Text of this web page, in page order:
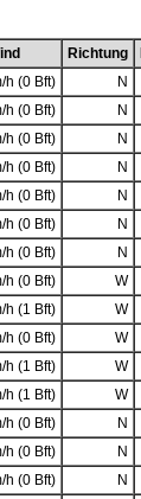
Richtung
h (0 Bft) N
h (0 Bft) N
h (0 Bft) N
h (0 Bft) N
h (0 Bft) N
h (0 Bft) N
h (0 Bft) N
h (0 Bft) W
h (1 Bft) W
h (0 Bft) W
h (1 Bft) W
h (1 Bft) W
h (0 Bft) N
h (0 Bft) N
h (0 Bft) N